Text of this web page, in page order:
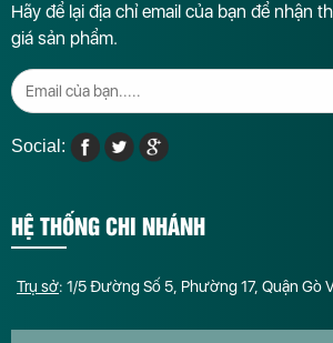
Hãy để lại địa chỉ email của bạn để nhận
giá sản phẩm.
Social:
HỆ THỐNG CHI NHÁNH
Trụ sở: 1/5 Đường Số 5, Phường 17, Quận Gò